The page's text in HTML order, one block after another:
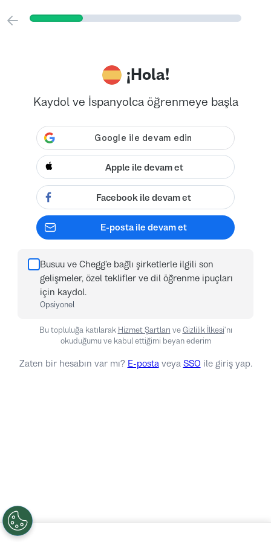
¡Hola!
Kaydol ve İspanyolca öğrenmeye başla
Apple ile devam et
Facebook ile devam et
E-posta ile devam et
Busuu ve Chegg'e bağlı şirketlerle ilgili son
gelişmeler, özel teklifler ve dil öğrenme ipuçları
için kaydol.
Opsiyonel
Bu topluluğa katılarak Hizmet Şartları ve Gizlilik İlkesi'nı
okuduğumu ve kabul ettiğimi beyan ederim
Zaten bir hesabın var mı? E-posta veya SSO ile giriş yap.